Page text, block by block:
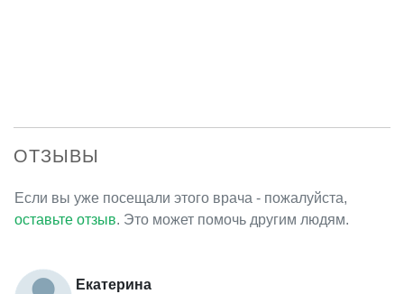
ОТЗЫВЫ
Если вы уже посещали этого врача - пожалуйста,
оставьте отзыв. Это может помочь другим людям.
Екатерина